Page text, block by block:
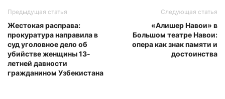
Предыдущая статья
Жестокая расправа:
прокуратура направила в
суд уголовное дело об
убийстве женщины 13-
летней давности
гражданином Узбекистана
Следующая статья
«Алишер Навои» в
Большом театре Навои:
опера как знак памяти и
достоинства